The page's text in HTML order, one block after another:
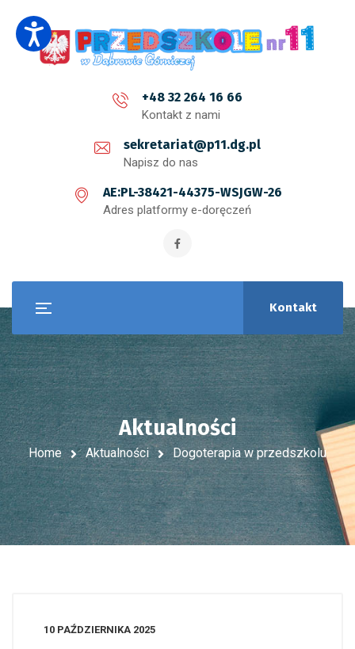
+48 32 264 16 66
Kontakt z nami
sekretariat@p11.dg.pl
Napisz do nas
AE:PL-38421-44375-WSJGW-26
Adres platformy e-doręczeń
Kontakt
Aktualności
Home Aktualności Dogoterapia w przedszkolu
10 PAŹDZIERNIKA 2025